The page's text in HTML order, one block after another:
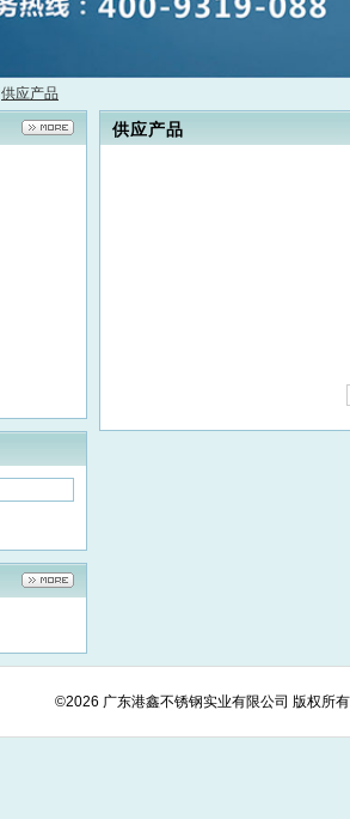
供应产品
供应产品
©2026 广东港鑫不锈钢实业有限公司 版权所